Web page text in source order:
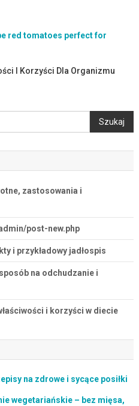
I Korzyści Dla Organizmu
Szukaj
zastosowania i
post-new.php
i przykładowy jadłospis
na odchudzanie i
i korzyści w diecie
na zdrowe i sycące posiłki
wegetariańskie – bez mięsa,